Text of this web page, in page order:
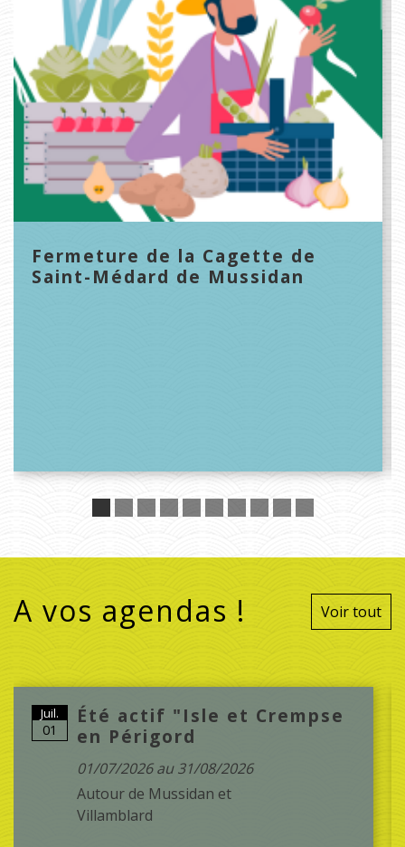
Fermeture de la Cagette de
Saint-Médard de Mussidan
A vos agendas ! Voir tout
Juil.
01
Été actif "Isle et Crempse
en Périgord
01/07/2026 au 31/08/2026
Autour de Mussidan et
Villamblard